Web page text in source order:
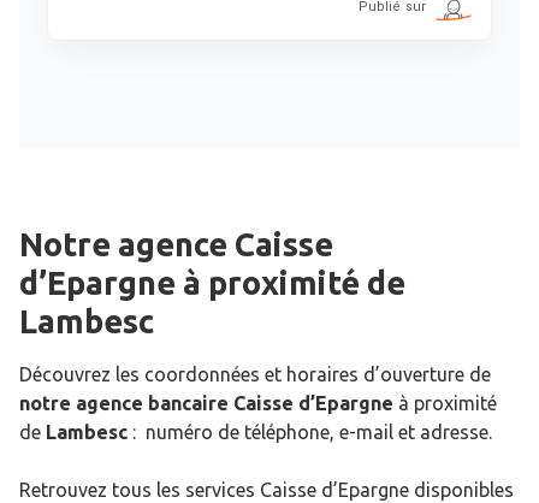
Notre agence Caisse
d’Epargne à proximité de
Lambesc
Découvrez les coordonnées et horaires d’ouverture de
notre agence bancaire Caisse d’Epargne à proximité
de Lambesc : numéro de téléphone, e-mail et adresse.
Retrouvez tous les services Caisse d’Epargne disponibles